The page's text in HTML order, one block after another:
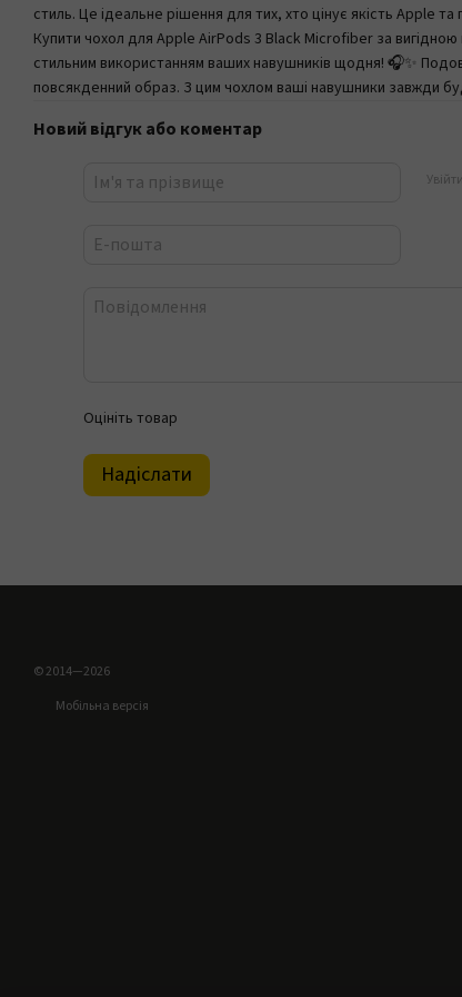
стиль. Це ідеальне рішення для тих, хто цінує якість Apple
Купити чохол для Apple AirPods 3 Black Microfiber за
стильним використанням ваших навушників щодня! 🎧✨
повсякденний образ. З цим чохлом ваші навушники завжди
Новий відгук або коментар
Оцініть товар
Надіслати
© 2014—2026
Мобільна версія